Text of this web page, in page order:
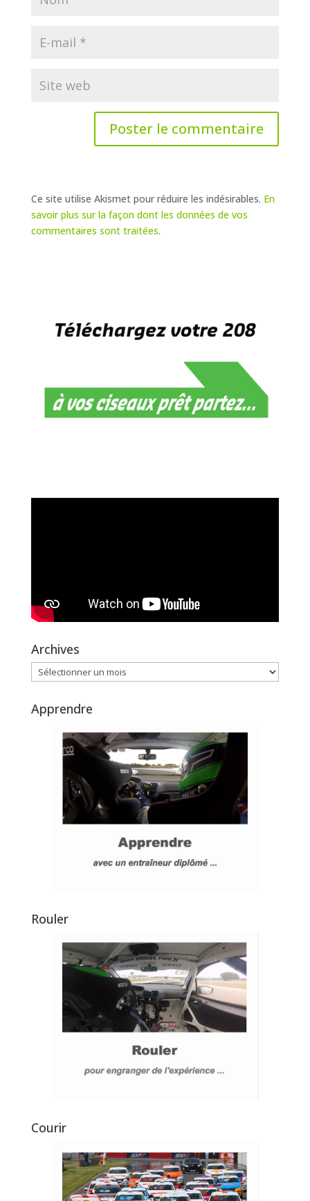
Ce site utilise Akismet pour réduire les indésirables. En
savoir plus sur la façon dont les données de vos
commentaires sont traitées.
Archives
Archives
Apprendre
Rouler
Courir